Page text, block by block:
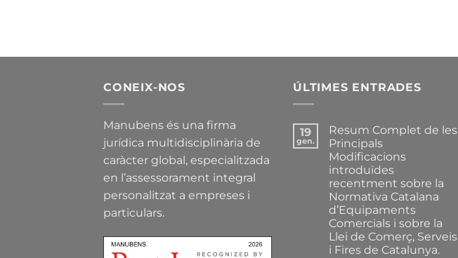
CONEIX-NOS
Manubens és una firma
jurídica multidisciplinària de
caràcter global, especialitzada
en l’assessorament integral
personalitzat a empreses i
particulars.
ÚLTIMES ENTRADES
19
gen.
Resum Complet de les
Principals
Modificacions
introduïdes
recentment sobre la
Normativa Catalana
d’Equipaments
Comercials i sobre la
Llei de Comerç, Serveis
i Fires de Catalunya.